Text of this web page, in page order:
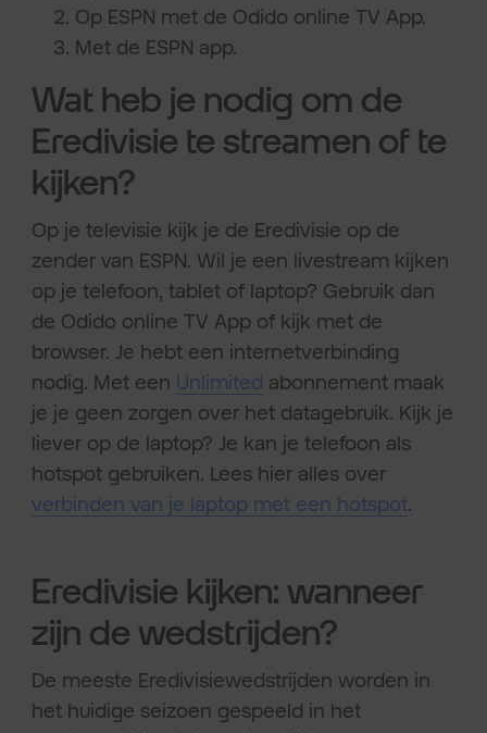
Op ESPN met de Odido online TV App.
Met de ESPN app.
Wat heb je nodig om de
Eredivisie te streamen of te
kijken?
Op je televisie kijk je de Eredivisie op de
zender van ESPN. Wil je een livestream kijken
op je telefoon, tablet of laptop? Gebruik dan
de Odido online TV App of kijk met de
browser. Je hebt een internetverbinding
nodig. Met een Unlimited abonnement maak
je je geen zorgen over het datagebruik. Kijk je
liever op de laptop? Je kan je telefoon als
hotspot gebruiken. Lees hier alles over
verbinden van je laptop met een hotspot.
Eredivisie kijken: wanneer
zijn de wedstrijden?
De meeste Eredivisiewedstrijden worden in
het huidige seizoen gespeeld in het